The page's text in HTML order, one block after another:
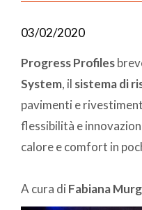
03/02/2020
Progress Profiles
System, il sistema di
pavimenti e
flessibilità e
calore e comfort in
A cura di Fabiana